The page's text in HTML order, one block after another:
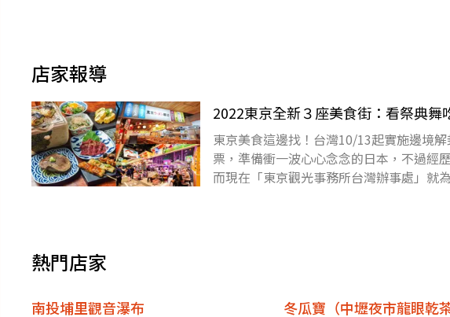
店家報導
2022東京全新３座美食街：看祭典
東京美食這邊找！台灣10/13起實施邊境
票，準備衝一波心心念念的日本，不過經
而現在「東京觀光事務所台灣辦事處」就
熱門店家
南投埔里觀音瀑布 冬瓜寶（中壢夜市龍眼乾